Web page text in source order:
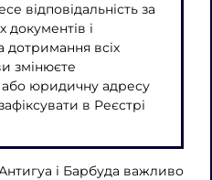
відповідальність за
документів і
дотримання всіх
змінюєте
або юридичну адресу
в Реєстрі
і Барбуда важливо